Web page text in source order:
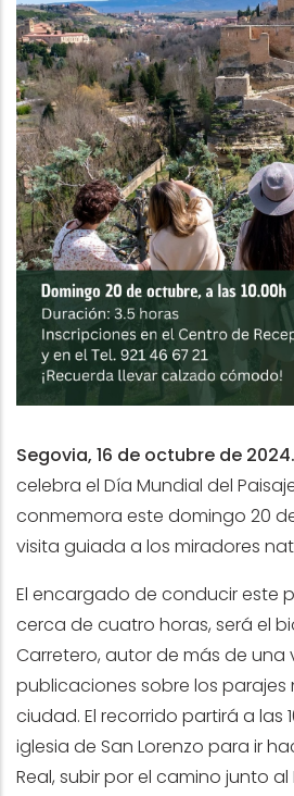
Segovia, 16 de octubre de 2024.
celebra el Día Mundial del
conmemora este domingo 20
visita guiada a los miradores
El encargado de conducir este
cerca de cuatro horas, será el
Carretero, autor de más de una
publicaciones sobre los parajes
ciudad. El recorrido partirá a las
iglesia de San Lorenzo para ir
Real, subir por el camino junto